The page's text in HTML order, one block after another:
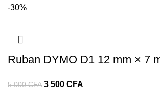
-30%
Ruban DYMO D1 12 mm × 7
5 000CFA 3 500 CFA